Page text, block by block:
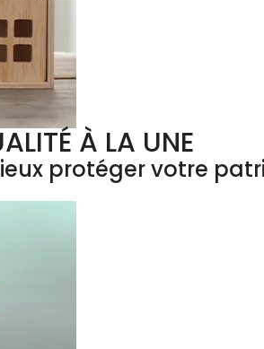
À LA UNE
protéger votre